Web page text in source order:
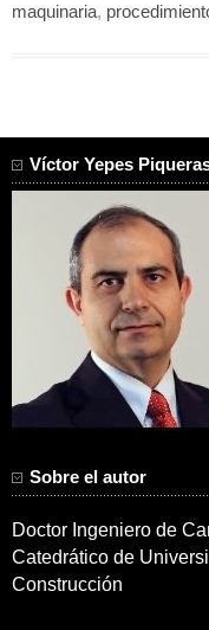
maquinaria,
Víctor Yepes
Sobre el autor
Doctor Ingeniero de
Catedrático de
Construcción